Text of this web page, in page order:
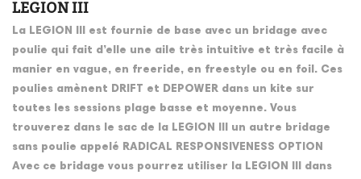
LEGION III
La LEGION III est fournie de base avec un bridage avec
poulie qui fait d’elle une aile très intuitive et très facile à
manier en vague, en freeride, en freestyle ou en foil. Ces
poulies amènent DRIFT et DEPOWER dans un kite sur
toutes les sessions plage basse et moyenne. Vous
trouverez dans le sac de la LEGION III un autre bridage
sans poulie appelé RADICAL RESPONSIVENESS OPTION
Avec ce bridage vous pourrez utiliser la LEGION III dans